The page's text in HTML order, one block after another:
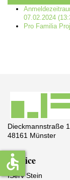
07.02.2024
Pro Familia
Dieckmannstraße
48161 Münster
Service
IServ Stein
accessible